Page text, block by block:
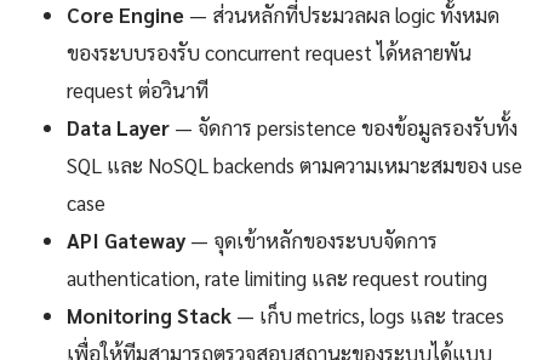
Core Engine — ส่วนหลักที่ประมวลผล logic ทั้งหมด
ของระบบรองรับ concurrent request ได้หลายพัน
request ต่อวินาที
Data Layer — จัดการ persistence ของข้อมูลรองรับทั้ง
SQL และ NoSQL backends ตามความเหมาะสมของ use
case
API Gateway — จุดเข้าหลักของระบบจัดการ
authentication, rate limiting และ request routing
Monitoring Stack — เก็บ metrics, logs และ traces
เพื่อให้ทีมสามารถตรวจสอบสถานะของระบบได้แบบ